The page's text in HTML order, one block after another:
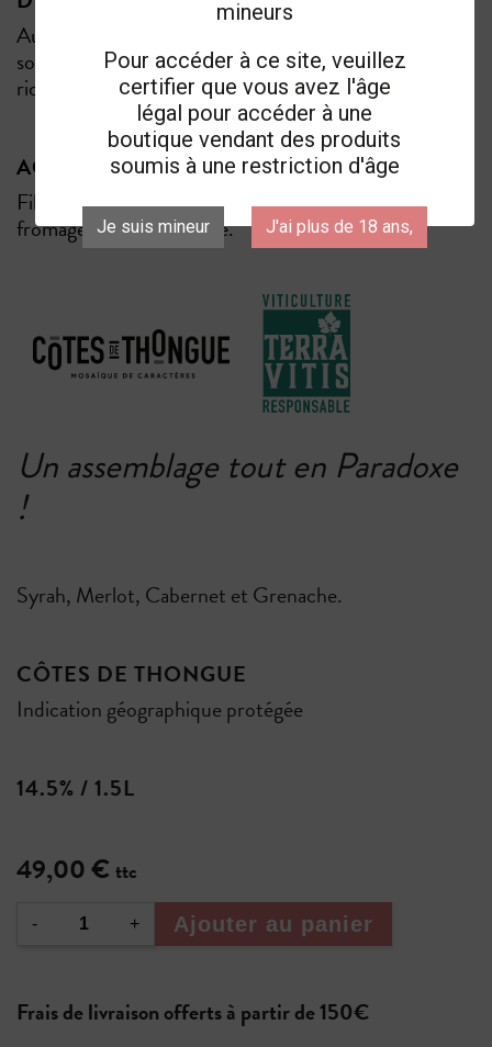
mineurs
Pour accéder à ce site, veuillez
certifier que vous avez l'âge
légal pour accéder à une
boutique vendant des produits
soumis à une restriction d'âge
Je suis mineur J'ai plus de 18 ans,
Au nez, explosion de fruits noirs et de violette. Un
soupçon de boisé torréfié. Un palais dense et complet,
riche et fin. Une bouche longue et suave.
ACCORDS METS ET VIN
Filet de bœuf, filet mignon, magret de canard,
fromage persillé ou affiné.
Un assemblage tout en Paradoxe
!
Syrah, Merlot, Cabernet et Grenache.
CÔTES DE THONGUE
Indication géographique protégée
14.5% / 1.5L
49,00 € ttc
- + Ajouter au panier
Frais de livraison offerts à partir de 150€